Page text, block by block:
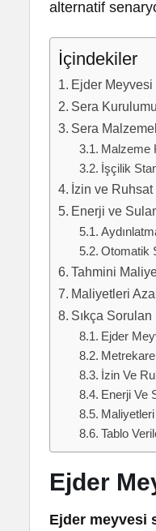
alternatif
İçindekiler
Ejder
Sera
Sera
Malzeme
İşçilik
İzin ve Ruhsat
Enerji ve
Otomatik
Tahmini
Maliyetleri
Sıkça
Ejder
İzin Ve
Enerji Ve
Tablo
Ejder
Ejder meyvesi